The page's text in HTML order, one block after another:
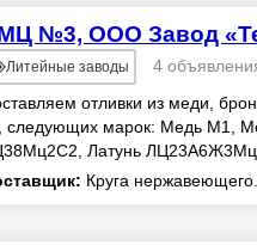
№3, ООО Завод
Литейные заводы 4
отливки из меди,
следующих марок: Медь М1,
Латунь
БрО10Ц2Н2, БрО10Ф1,
Круга нержавеющего.